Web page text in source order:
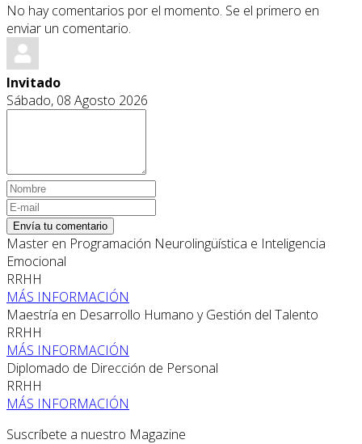
No hay comentarios por el momento. Se el primero en
enviar un comentario.
Invitado
Sábado, 08 Agosto 2026
Envía tu comentario
Master en Programación Neurolingüística e Inteligencia
Emocional
RRHH
MÁS INFORMACIÓN
Maestría en Desarrollo Humano y Gestión del Talento
RRHH
MÁS INFORMACIÓN
Diplomado de Dirección de Personal
RRHH
MÁS INFORMACIÓN
Suscríbete a nuestro Magazine